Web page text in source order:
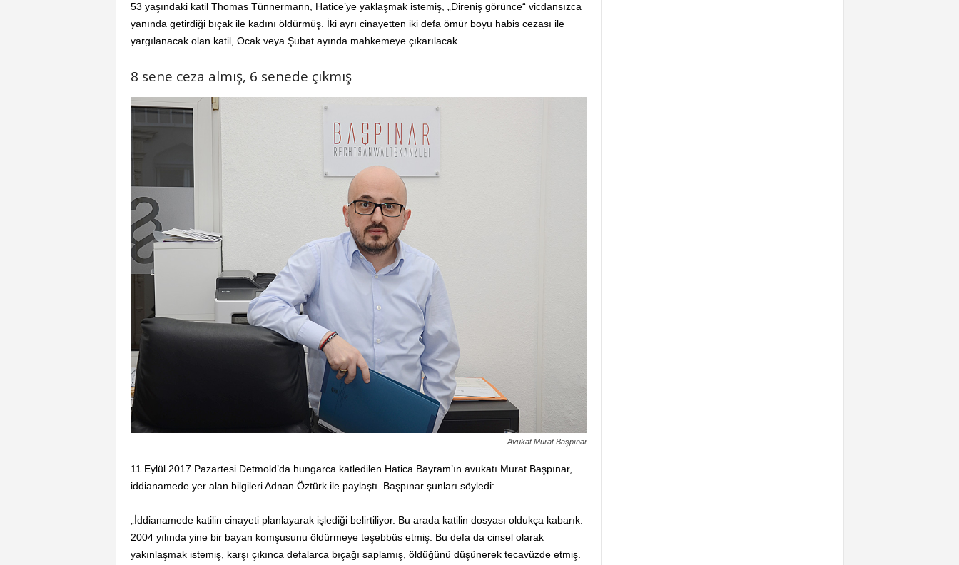
53 yaşındaki katil Thomas Tünnermann, Hatice’ye yaklaşmak istemiş, „Direniş görünce“ vicdansızca
yanında getirdiği bıçak ile kadını öldürmüş. İki ayrı cinayetten iki defa ömür boyu habis cezası ile
yargılanacak olan katil, Ocak veya Şubat ayında mahkemeye çıkarılacak.
8 sene ceza almış, 6 senede çıkmış
Avukat Murat Başpınar
11 Eylül 2017 Pazartesi Detmold’da hungarca katledilen Hatica Bayram’ın avukatı Murat Başpınar,
iddianamede yer alan bilgileri Adnan Öztürk ile paylaştı. Başpınar şunları söyledi:
„İddianamede katilin cinayeti planlayarak işlediği belirtiliyor. Bu arada katilin dosyası oldukça kabarık.
2004 yılında yine bir bayan komşusunu öldürmeye teşebbüs etmiş. Bu defa da cinsel olarak
yakınlaşmak istemiş, karşı çıkınca defalarca bıçağı saplamış, öldüğünü düşünerek tecavüzde etmiş.